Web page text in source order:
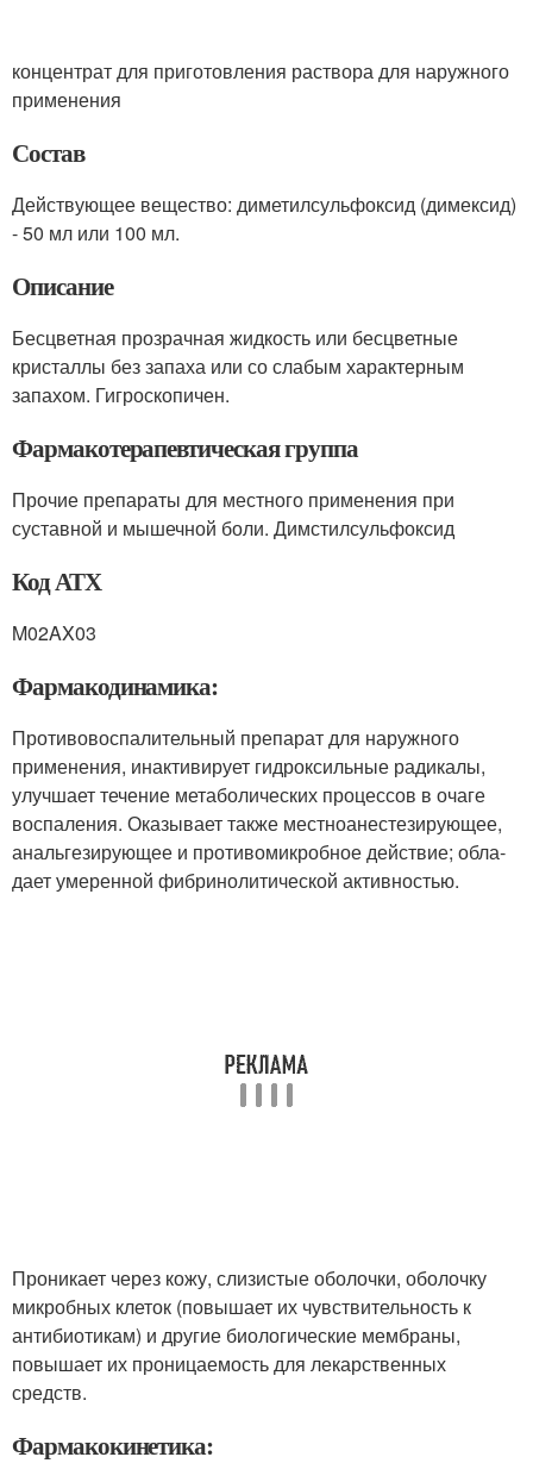
концентрат для приготовления раствора для наружного
применения
Состав
Действующее вещество: диметилсульфоксид (димексид)
- 50 мл или 100 мл.
Описание
Бесцветная прозрачная жидкость или бесцветные
кристаллы без запаха или со слабым характерным
запахом. Гигроскопичен.
Фармакотерапевтическая группа
Прочие препараты для местного применения при
суставной и мышечной боли. Димстилсульфоксид
Код АТХ
M02AX03
Фармакодинамика:
Противовоспалительный препарат для наружного
применения, инактивирует гидроксиль­ные радикалы,
улучшает течение метаболических процессов в очаге
воспаления. Оказыва­ет также местноанестезирующее,
анальгезирующее и противомикробное действие; обла­
дает умеренной фибринолитической активностью.
Проникает через кожу, слизистые оболочки, оболочку
микробных клеток (повышает их чувствительность к
антибиотикам) и другие биологические мембраны,
повышает их проницаемость для лекарственных
средств.
Фармакокинетика: